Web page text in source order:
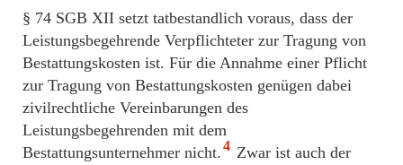
§ 74 SGB XII setzt tatbestandlich voraus, dass der
Leistungsbegehrende Verpflichteter zur Tragung von
Bestattungskosten ist. Für die Annahme einer Pflicht
zur Tragung von Bestattungskosten genügen dabei
zivilrechtliche Vereinbarungen des
Leistungsbegehrenden mit dem
Bestattungsunternehmer nicht.4 Zwar ist auch der